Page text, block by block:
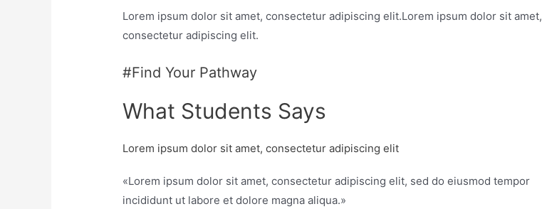
Lorem ipsum dolor sit amet, consectetur adipiscing elit.Lorem ipsum dolor sit amet,
consectetur adipiscing elit.
#Find Your Pathway
What Students Says
Lorem ipsum dolor sit amet, consectetur adipiscing elit
«Lorem ipsum dolor sit amet, consectetur adipiscing elit, sed do eiusmod tempor
incididunt ut labore et dolore magna aliqua.»